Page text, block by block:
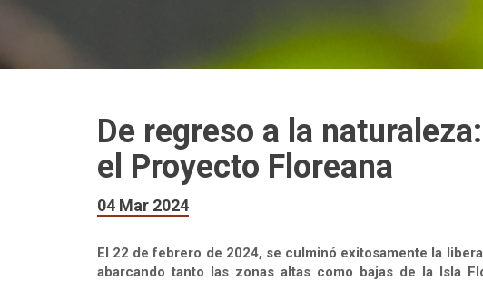
De regreso a la
el Proyecto Floreana
04 Mar 2024
El 22 de febrero de 2024, se culminó exitosamente la
abarcando tanto las zonas altas como bajas de la Isla